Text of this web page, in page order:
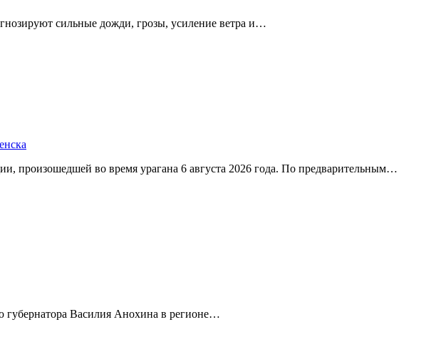
сильные дожди, грозы, усиление ветра и…
произошедшей во время урагана 6 августа 2026 года. По предварительным…
Василия Анохина в регионе…